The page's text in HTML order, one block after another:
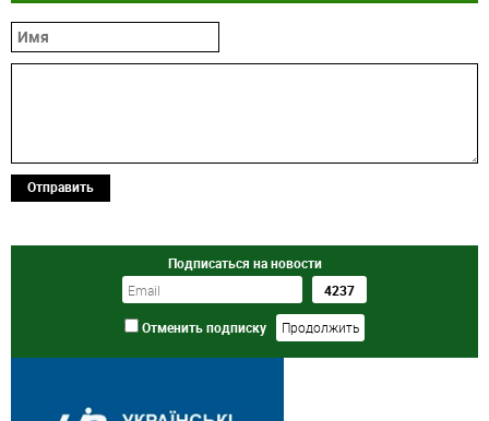
Отправить
Подписаться на новости
Отменить подписку